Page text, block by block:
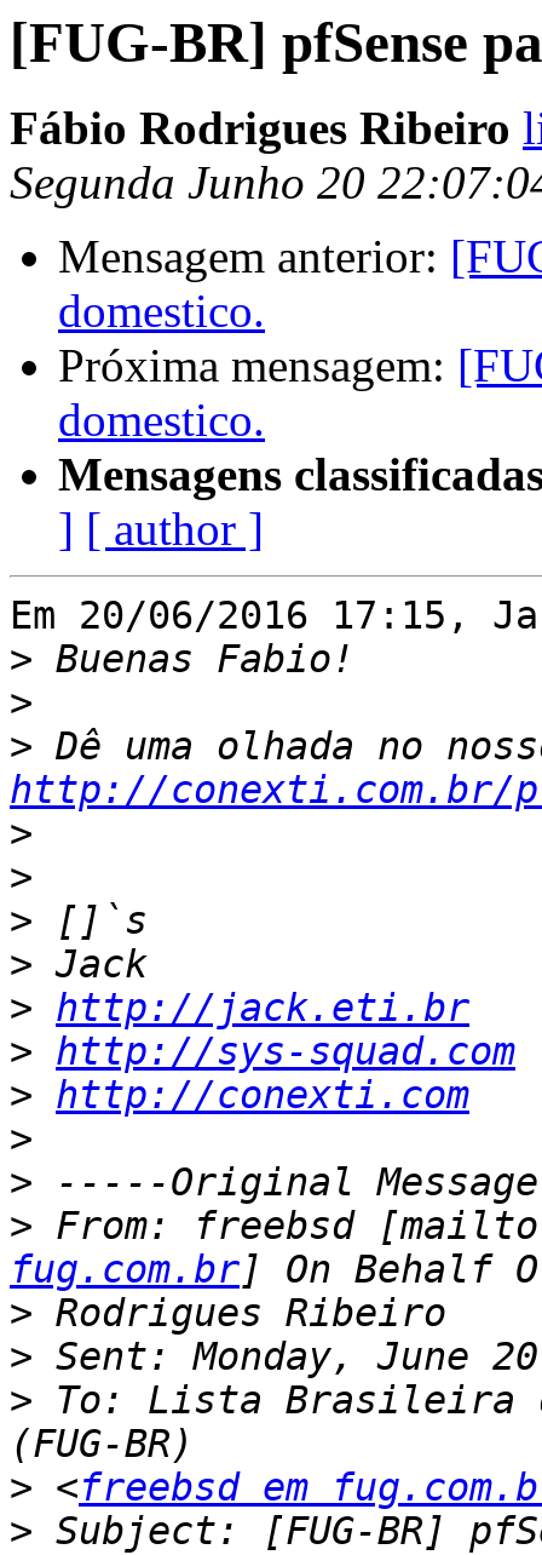
[FUG-BR] pfSense
Fábio Rodrigues Ribeiro
Segunda Junho 20
Mensagem anterior:
domestico.
Próxima mensagem:
domestico.
Mensagens
] [ author ]
Em 20/06/2016 17:15,
>
>
>
http://conexti.com.br/
>
>
>
>
> http://jack.eti.br
> http://sys-squad.com
> http://conexti.com
>
>
> From: freebsd
fug.com.br
>
>
> To: Lista Brasileira
> <freebsd em
> Subject: [FUG-BR]